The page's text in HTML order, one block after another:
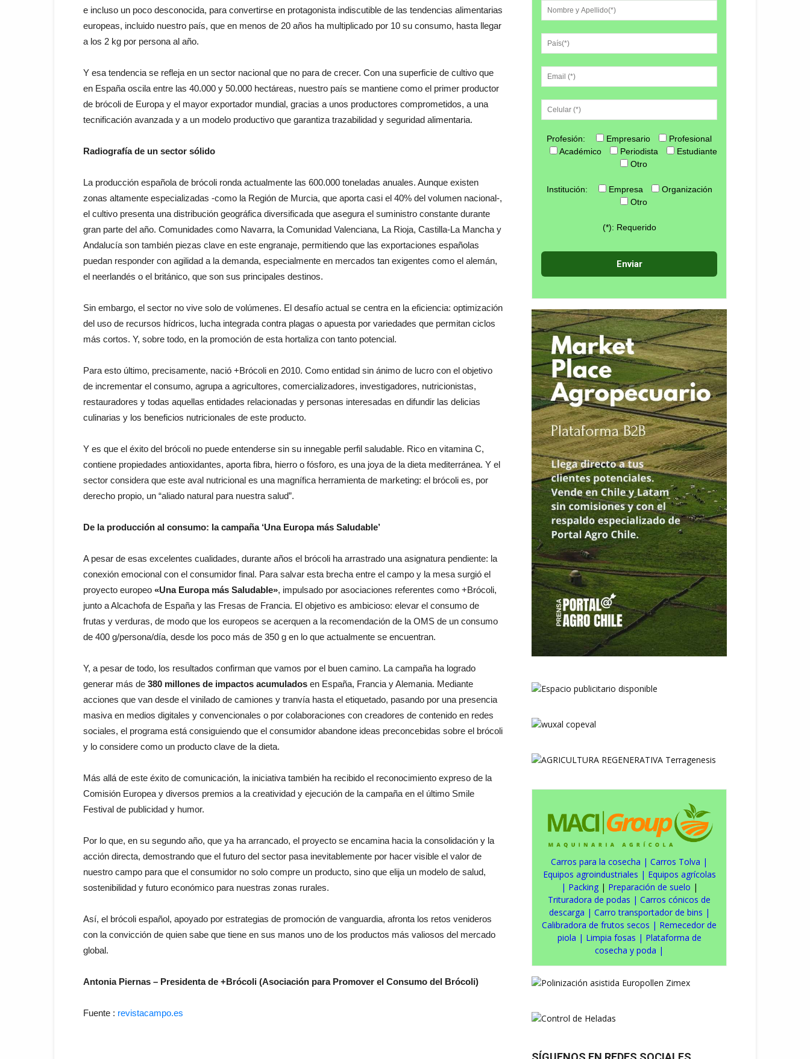
e incluso un poco desconocida, para convertirse en protagonista indiscutible de las tendencias alimentarias
europeas, incluido nuestro país, que en menos de 20 años ha multiplicado por 10 su consumo, hasta llegar
a los 2 kg por persona al año.
Y esa tendencia se refleja en un sector nacional que no para de crecer. Con una superficie de cultivo que
en España oscila entre las 40.000 y 50.000 hectáreas, nuestro país se mantiene como el primer productor
de brócoli de Europa y el mayor exportador mundial, gracias a unos productores comprometidos, a una
tecnificación avanzada y a un modelo productivo que garantiza trazabilidad y seguridad alimentaria.
Radiografía de un sector sólido
La producción española de brócoli ronda actualmente las 600.000 toneladas anuales. Aunque existen
zonas altamente especializadas -como la Región de Murcia, que aporta casi el 40% del volumen nacional-,
el cultivo presenta una distribución geográfica diversificada que asegura el suministro constante durante
gran parte del año. Comunidades como Navarra, la Comunidad Valenciana, La Rioja, Castilla-La Mancha y
Andalucía son también piezas clave en este engranaje, permitiendo que las exportaciones españolas
puedan responder con agilidad a la demanda, especialmente en mercados tan exigentes como el alemán,
el neerlandés o el británico, que son sus principales destinos.
Sin embargo, el sector no vive solo de volúmenes. El desafío actual se centra en la eficiencia: optimización
del uso de recursos hídricos, lucha integrada contra plagas o apuesta por variedades que permitan ciclos
más cortos. Y, sobre todo, en la promoción de esta hortaliza con tanto potencial.
Para esto último, precisamente, nació +Brócoli en 2010. Como entidad sin ánimo de lucro con el objetivo
de incrementar el consumo, agrupa a agricultores, comercializadores, investigadores, nutricionistas,
restauradores y todas aquellas entidades relacionadas y personas interesadas en difundir las delicias
culinarias y los beneficios nutricionales de este producto.
Y es que el éxito del brócoli no puede entenderse sin su innegable perfil saludable. Rico en vitamina C,
contiene propiedades antioxidantes, aporta fibra, hierro o fósforo, es una joya de la dieta mediterránea. Y el
sector considera que este aval nutricional es una magnífica herramienta de marketing: el brócoli es, por
derecho propio, un “aliado natural para nuestra salud”.
De la producción al consumo: la campaña ‘Una Europa más Saludable’
A pesar de esas excelentes cualidades, durante años el brócoli ha arrastrado una asignatura pendiente: la
conexión emocional con el consumidor final. Para salvar esta brecha entre el campo y la mesa surgió el
proyecto europeo «Una Europa más Saludable», impulsado por asociaciones referentes como +Brócoli,
junto a Alcachofa de España y las Fresas de Francia. El objetivo es ambicioso: elevar el consumo de
frutas y verduras, de modo que los europeos se acerquen a la recomendación de la OMS de un consumo
de 400 g/persona/día, desde los poco más de 350 g en lo que actualmente se encuentran.
Y, a pesar de todo, los resultados confirman que vamos por el buen camino. La campaña ha logrado
generar más de 380 millones de impactos acumulados en España, Francia y Alemania. Mediante
acciones que van desde el vinilado de camiones y tranvía hasta el etiquetado, pasando por una presencia
masiva en medios digitales y convencionales o por colaboraciones con creadores de contenido en redes
sociales, el programa está consiguiendo que el consumidor abandone ideas preconcebidas sobre el brócoli
y lo considere como un producto clave de la dieta.
Más allá de este éxito de comunicación, la iniciativa también ha recibido el reconocimiento expreso de la
Comisión Europea y diversos premios a la creatividad y ejecución de la campaña en el último Smile
Festival de publicidad y humor.
Por lo que, en su segundo año, que ya ha arrancado, el proyecto se encamina hacia la consolidación y la
acción directa, demostrando que el futuro del sector pasa inevitablemente por hacer visible el valor de
nuestro campo para que el consumidor no solo compre un producto, sino que elija un modelo de salud,
sostenibilidad y futuro económico para nuestras zonas rurales.
Así, el brócoli español, apoyado por estrategias de promoción de vanguardia, afronta los retos venideros
con la convicción de quien sabe que tiene en sus manos uno de los productos más valiosos del mercado
global.
Antonia Piernas – Presidenta de +Brócoli (Asociación para Promover el Consumo del Brócoli)
Fuente : revistacampo.es
Profesión: Empresario
Profesional
Académico
Periodista
Estudiante
Otro
Institución: Empresa
Organización
Otro
(*): Requerido
Carros para la cosecha | Carros Tolva |
Equipos agroindustriales | Equipos agrícolas
| Packing| Preparación de suelo |
Trituradora de podas | Carros cónicos de
descarga | Carro transportador de bins |
Calibradora de frutos secos | Remecedor de
piola | Limpia fosas | Plataforma de
cosecha y poda |